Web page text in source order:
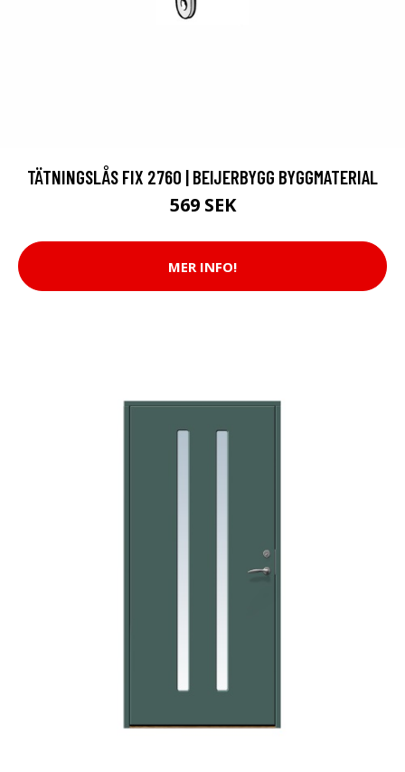
TÄTNINGSLÅS FIX 2760 | BEIJERBYGG BYGGMATERIAL
569 SEK
MER INFO!